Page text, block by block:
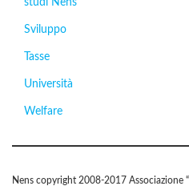
studi Nens
Sviluppo
Tasse
Università
Welfare
Nens copyright 2008-2017 Associazione